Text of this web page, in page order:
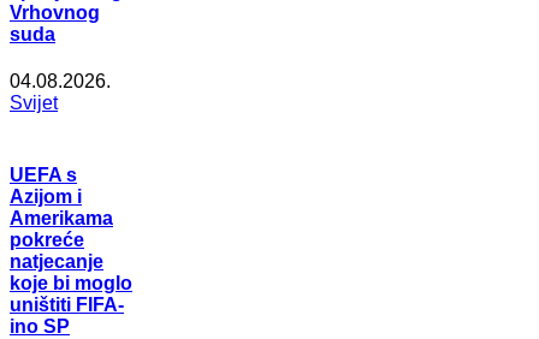
Vrhovnog
suda
04.08.2026.
Svijet
UEFA s
Azijom i
Amerikama
pokreće
natjecanje
koje bi moglo
uništiti FIFA-
ino SP